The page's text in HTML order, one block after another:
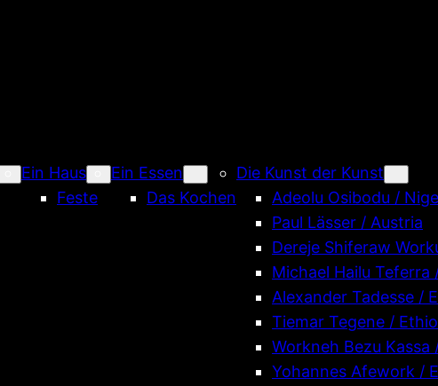
Ein Haus
Feste
Ein Essen
Das Kochen
Die Kunst der Kunst
Adeolu Osibodu /
Paul Lässer / Austria
Dereje Shiferaw
Michael Hailu Teferra
Alexander Tadesse /
Tiemar Tegene /
Workneh Bezu Kassa
Yohannes Afework /